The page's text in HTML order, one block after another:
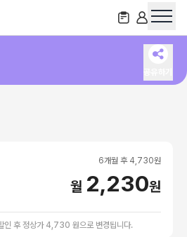
6개월 후 4,730원
월 2,230원
인 후 정상가 4,730 원으로 변경됩니다.